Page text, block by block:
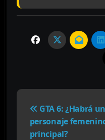
N
GTA 6: ¿Habrá un
personaje
principal?